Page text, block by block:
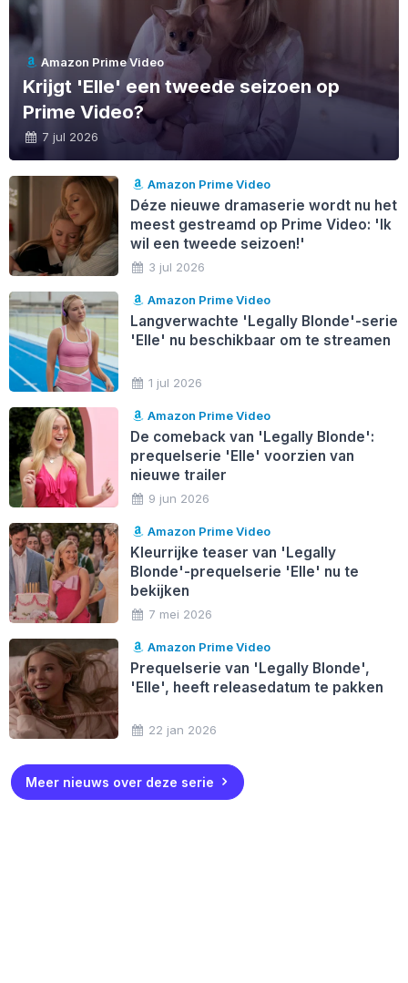
Amazon Prime Video
Krijgt 'Elle' een tweede seizoen op
Prime Video?
7 jul 2026
Amazon Prime Video
Déze nieuwe dramaserie wordt nu het
meest gestreamd op Prime Video: 'Ik
wil een tweede seizoen!'
3 jul 2026
Amazon Prime Video
Langverwachte 'Legally Blonde'-serie
'Elle' nu beschikbaar om te streamen
1 jul 2026
Amazon Prime Video
De comeback van 'Legally Blonde':
prequelserie 'Elle' voorzien van
nieuwe trailer
9 jun 2026
Amazon Prime Video
Kleurrijke teaser van 'Legally
Blonde'-prequelserie 'Elle' nu te
bekijken
7 mei 2026
Amazon Prime Video
Prequelserie van 'Legally Blonde',
'Elle', heeft releasedatum te pakken
22 jan 2026
Meer nieuws over deze serie